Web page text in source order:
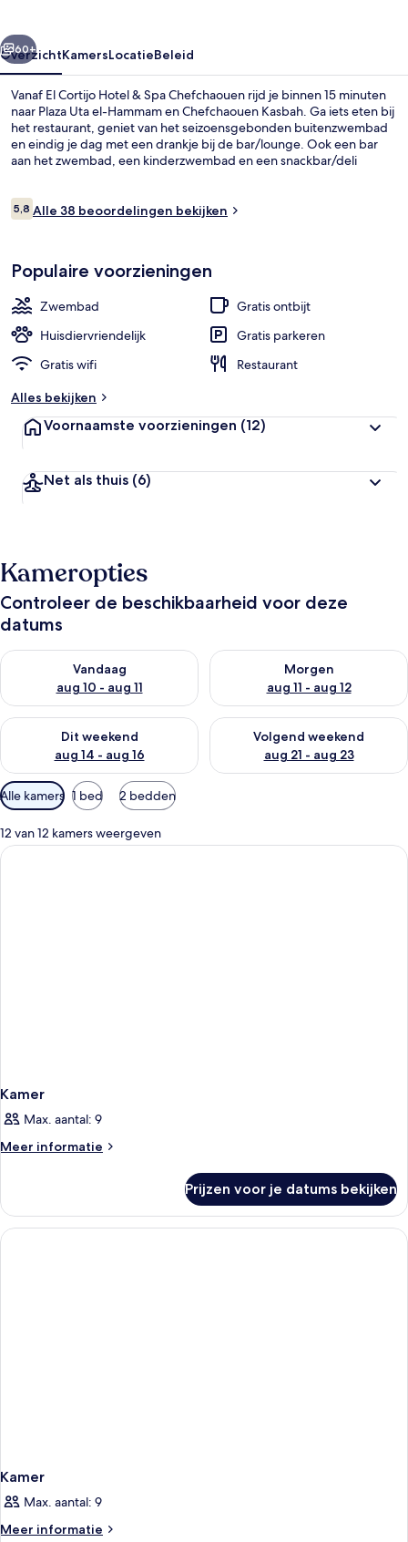
Volgende
60+
OverzichtKamersLocatieBeleid
Vanaf El Cortijo Hotel & Spa Chefchaouen rijd je binnen 15 minuten
naar Plaza Uta el-Hammam en Chefchaouen Kasbah. Ga iets eten bij
het restaurant, geniet van het seizoensgebonden buitenzwembad
en eindig je dag met een drankje bij de bar/lounge. Ook een bar
aan het zwembad, een kinderzwembad en een snackbar/deli
Beoordelingen
5,85,8 op 10 –
Alle 38 beoordelingen bekijken
Populaire voorzieningen
Zwembad
Gratis ontbijt
Huisdiervriendelijk
Gratis parkeren
Gratis wifi
Restaurant
Alles bekijken
Voornaamste voorzieningen (12)
Net als thuis (6)
Kameropties
Controleer de beschikbaarheid voor deze
datums
Vandaag
aug 10 - aug 11
De beschikbaarheid controleren voor vanavond aug 10 - aug
Morgen
aug 11 - aug 12
De beschikbaarheid
Dit weekend
aug 14 - aug 16
De beschikbaarheid controleren voor dit weekend aug 14 -
Volgend weekend
aug 21 - aug 23
De beschikbaarheid
Beschikbare
filters
voor
kamers
Alle kamers 1 bed 2 bedden
12 van 12 kamers weergeven
Kamer
Max. aantal: 9
Meer informatie
Meer
Prijzen voor je datums bekijken
Kamer
Max. aantal: 9
Meer informatie
Meer